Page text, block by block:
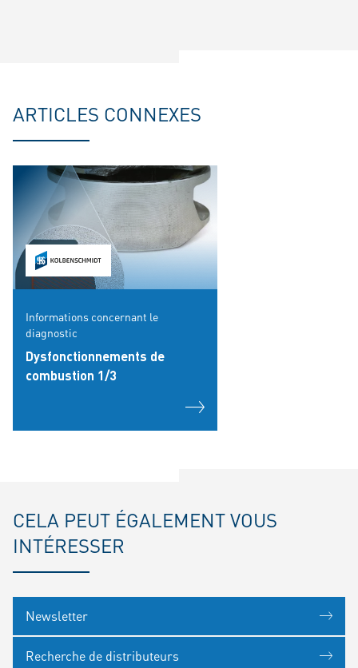
ARTICLES CONNEXES
Informations concernant le
diagnostic
Dysfonctionnements de
combustion 1/3
CELA PEUT ÉGALEMENT VOUS
INTÉRESSER
Newsletter
Recherche de distributeurs